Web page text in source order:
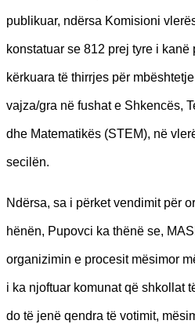
publikuar, ndërsa Komisioni
konstatuar se 812 prej tyre i kanë
kërkuara të thirrjes për
vajza/gra në fushat e Shkencës,
dhe Matematikës (STEM), në
secilën.
Ndërsa, sa i përket vendimit për
hënën, Pupovci ka thënë se,
organizimin e procesit mësimor
i ka njoftuar komunat që shkollat
do të jenë qendra të votimit,